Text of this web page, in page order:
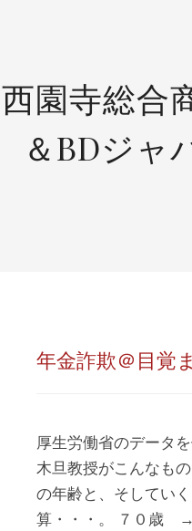
西園寺総合
＆BDジャ
年金詐欺＠目覚
厚生労働省のデータ
木旦教授がこんなも
の年齢と、そしてい
算・・・。 ７０歳